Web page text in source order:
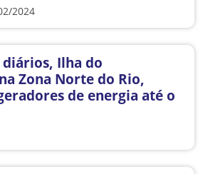
2024
diários, Ilha do
Zona Norte do Rio,
de energia até o